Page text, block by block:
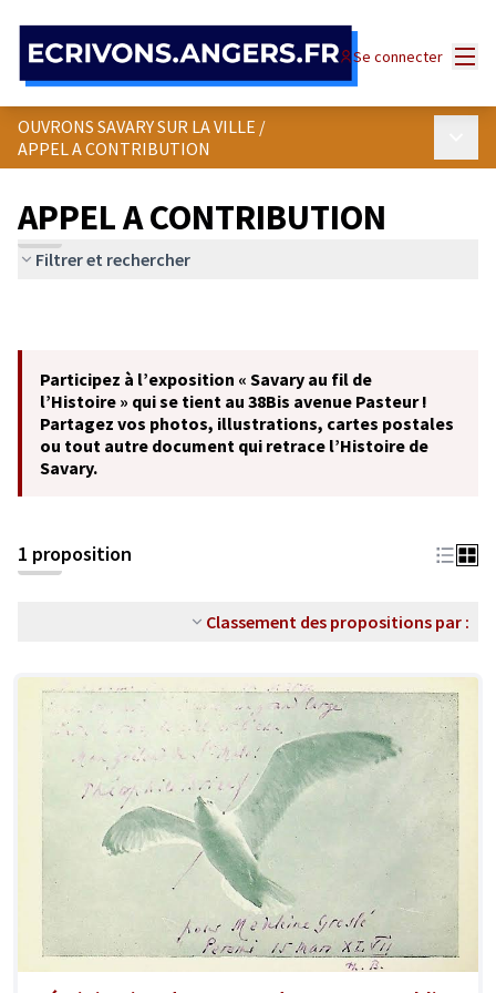
Se connecter
OUVRONS SAVARY SUR LA VILLE /
APPEL A CONTRIBUTION
APPEL A CONTRIBUTION
Filtrer et rechercher
Participez à l’exposition « Savary au fil de
l’Histoire » qui se tient au 38Bis avenue Pasteur !
Partagez vos photos, illustrations, cartes postales
ou tout autre document qui retrace l’Histoire de
Savary.
1 proposition
Classement des propositions par :